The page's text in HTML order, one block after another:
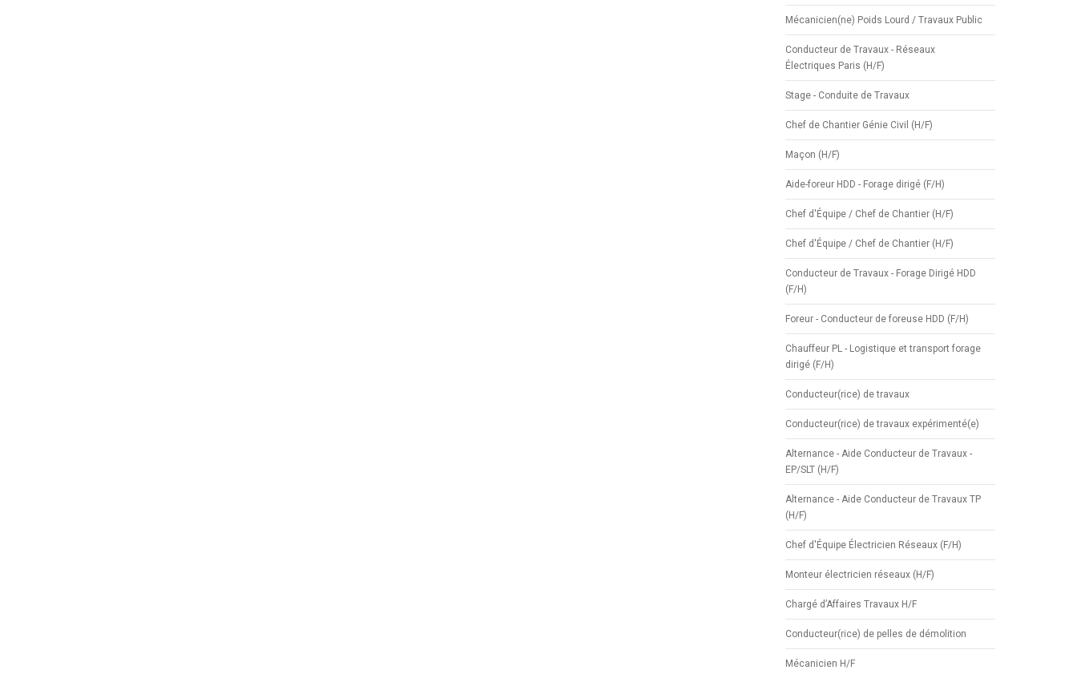
Mécanicien(ne) Poids Lourd / Travaux Public
Conducteur de Travaux - Réseaux
Électriques Paris (H/F)
Stage - Conduite de Travaux
Chef de Chantier Génie Civil (H/F)
Maçon (H/F)
Aide-foreur HDD - Forage dirigé (F/H)
Chef d'Équipe / Chef de Chantier (H/F)
Chef d'Équipe / Chef de Chantier (H/F)
Conducteur de Travaux - Forage Dirigé HDD
(F/H)
Foreur - Conducteur de foreuse HDD (F/H)
Chauffeur PL - Logistique et transport forage
dirigé (F/H)
Conducteur(rice) de travaux
Conducteur(rice) de travaux expérimenté(e)
Alternance - Aide Conducteur de Travaux -
EP/SLT (H/F)
Alternance - Aide Conducteur de Travaux TP
(H/F)
Chef d'Équipe Électricien Réseaux (F/H)
Monteur électricien réseaux (H/F)
Chargé d’Affaires Travaux H/F
Conducteur(rice) de pelles de démolition
Mécanicien H/F